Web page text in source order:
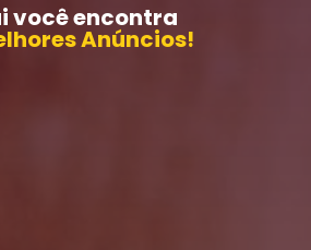
você encontra
Anúncios!